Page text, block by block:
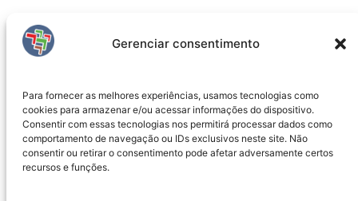
Gerenciar consentimento
Para fornecer as melhores experiências, usamos tecnologias como
cookies para armazenar e/ou acessar informações do dispositivo.
Consentir com essas tecnologias nos permitirá processar dados como
comportamento de navegação ou IDs exclusivos neste site. Não
consentir ou retirar o consentimento pode afetar adversamente certos
recursos e funções.
2025 FIRJAN SESI SENAI – NOTA
DECLARATÓRIA E PAUTA DE
Visualize a NOTA declaratória e PAUTA de reivindicações
dos empregados da FIRJAN SESI SENAI – 2025
Baixe a NOTA clicando no botão abaixo: